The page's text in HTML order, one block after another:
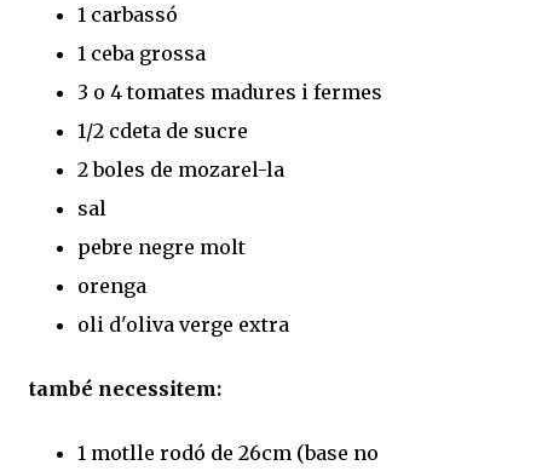
1 carbassó
1 ceba grossa
3 o 4 tomates madures i fermes
1/2 cdeta de sucre
2 boles de mozarel-la
sal
pebre negre molt
orenga
oli d'oliva verge extra
també necessitem:
1 motlle rodó de 26cm (base no